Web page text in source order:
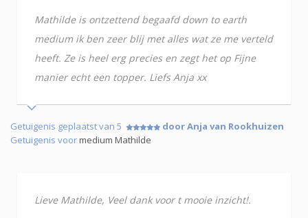
Mathilde is ontzettend begaafd down to earth
medium ik ben zeer blij met alles wat ze me verteld
heeft. Ze is heel erg precies en zegt het op Fijne
manier echt een topper. Liefs Anja xx
Getuigenis geplaatst van 5
door Anja van Rookhuizen
Getuigenis voormedium Mathilde
Lieve Mathilde, Veel dank voor t mooie inzicht!.